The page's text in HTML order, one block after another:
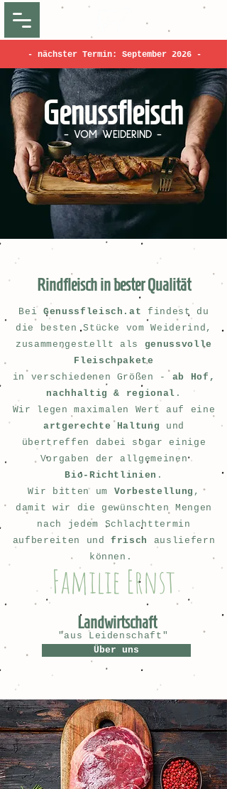
- nächster Termin: September 2026 -
Genussfleisch
- VOM WEIDERIND -
Rindfleisch in bester Qualität
BeiGenussfleisch.at findest du
die besten Stücke vom Weiderind,
zusammengestellt als genussvolle
Fleischpakete
in verschiedenen Größen - ab Hof,
nachhaltig & regional .
Wir legen maximalen Wert auf eine
artgerechte Haltung und
übertreffen dabei sogar einige
Vorgaben der allgemeinen
Bio-Richtlinien .
Wir bitten um Vorbestellung ,
damit wir die gewünschten Mengen
nach jedem Schlachttermin
aufbereiten undfrisch
ausliefern
können.
Familie Ernst
Landwirtschaft
"aus Leidenschaft"
Über uns